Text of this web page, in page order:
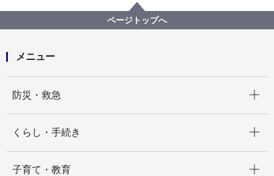
市営住宅や公的賃貸住宅等に関する情報
高齢者向け地域優良賃貸住宅の入居者募集
高齢者向け地域優良賃貸住宅（市民向け）
ページトップへ
メニュー
防災・救急
くらし・手続き
子育て・教育